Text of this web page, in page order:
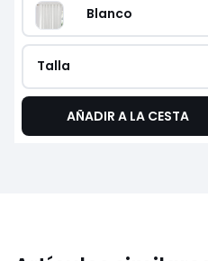
Blanco
Talla
AÑADIR A LA CESTA